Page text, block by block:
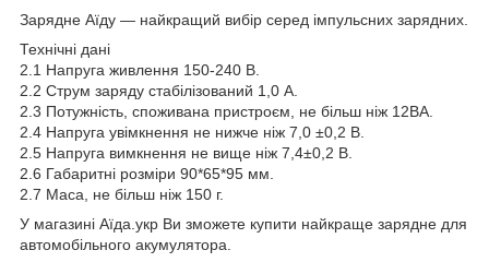
Зарядне Аїду — найкращий вибір серед імпульсних зарядних.
Технічні дані
2.1 Напруга живлення 150-240 В.
2.2 Струм заряду стабілізований 1,0 А.
2.3 Потужність, споживана пристроєм, не більш ніж 12ВА.
2.4 Напруга увімкнення не нижче ніж 7,0 ±0,2 В.
2.5 Напруга вимкнення не вище ніж 7,4±0,2 В.
2.6 Габаритні розміри 90*65*95 мм.
2.7 Маса, не більш ніж 150 г.
У магазині Аїда.укр Ви зможете купити найкраще зарядне для
автомобільного акумулятора.